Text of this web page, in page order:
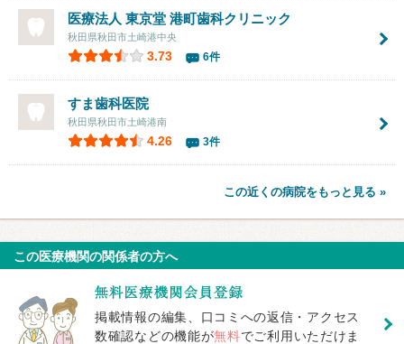
医療法人 東京堂 港町歯科クリニック
秋田県秋田市土崎港中央
3.73 6件
すま歯科医院
秋田県秋田市土崎港南
4.26 3件
この近くの病院をもっと見る »
この医療機関の関係者の方へ
掲載情報の編集、口コミへの返信・アクセス
数確認などの機能が無料でご利用いただけま